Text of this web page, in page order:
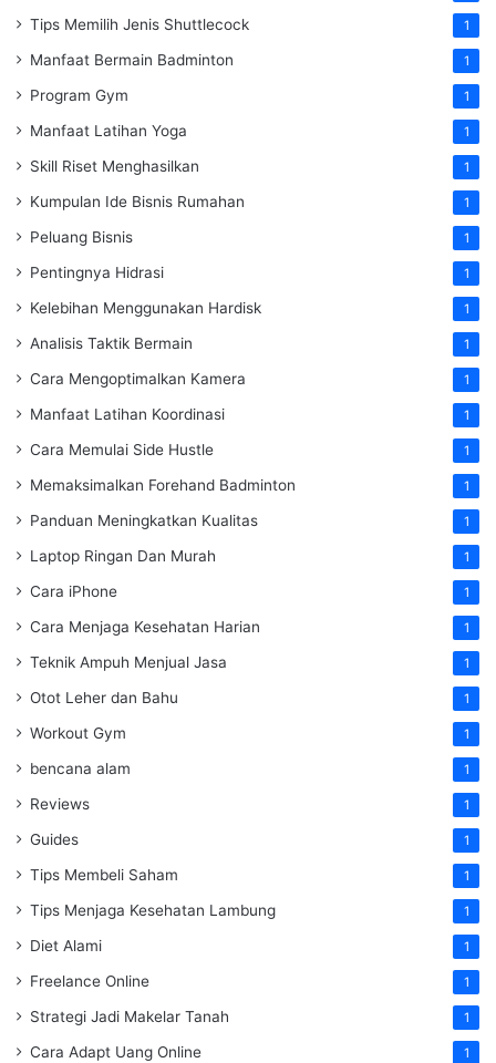
Tips Memilih Jenis Shuttlecock 1
Manfaat Bermain Badminton 1
Program Gym 1
Manfaat Latihan Yoga 1
Skill Riset Menghasilkan 1
Kumpulan Ide Bisnis Rumahan 1
Peluang Bisnis 1
Pentingnya Hidrasi 1
Kelebihan Menggunakan Hardisk 1
Analisis Taktik Bermain 1
Cara Mengoptimalkan Kamera 1
Manfaat Latihan Koordinasi 1
Cara Memulai Side Hustle 1
Memaksimalkan Forehand Badminton 1
Panduan Meningkatkan Kualitas 1
Laptop Ringan Dan Murah 1
Cara iPhone 1
Cara Menjaga Kesehatan Harian 1
Teknik Ampuh Menjual Jasa 1
Otot Leher dan Bahu 1
Workout Gym 1
bencana alam 1
Reviews 1
Guides 1
Tips Membeli Saham 1
Tips Menjaga Kesehatan Lambung 1
Diet Alami 1
Freelance Online 1
Strategi Jadi Makelar Tanah 1
Cara Adapt Uang Online 1